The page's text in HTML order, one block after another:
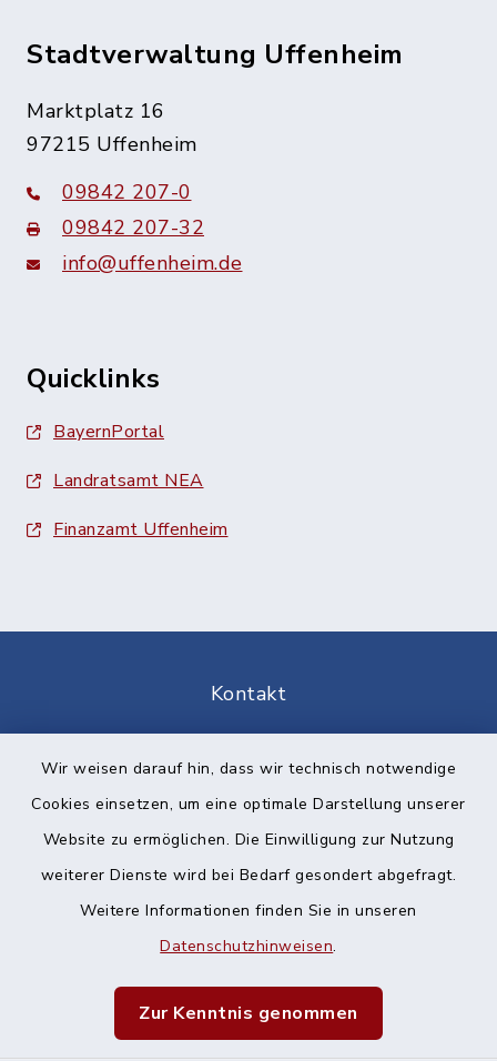
Wir weisen darauf hin, dass wir technisch notwendige
Cookies einsetzen, um eine optimale Darstellung unserer
Website zu ermöglichen. Die Einwilligung zur Nutzung
weiterer Dienste wird bei Bedarf gesondert abgefragt.
Weitere Informationen finden Sie in unseren
Datenschutzhinweisen.
Zur Kenntnis genommen
Stadtverwaltung Uffenheim
Marktplatz 16
97215 Uffenheim
09842 207-0
09842 207-32
info@uffenheim.de
Quicklinks
BayernPortal
Landratsamt NEA
Finanzamt Uffenheim
Kontakt
Datenschutz
Impressum
Sitemap
Cookie-Einstellungen